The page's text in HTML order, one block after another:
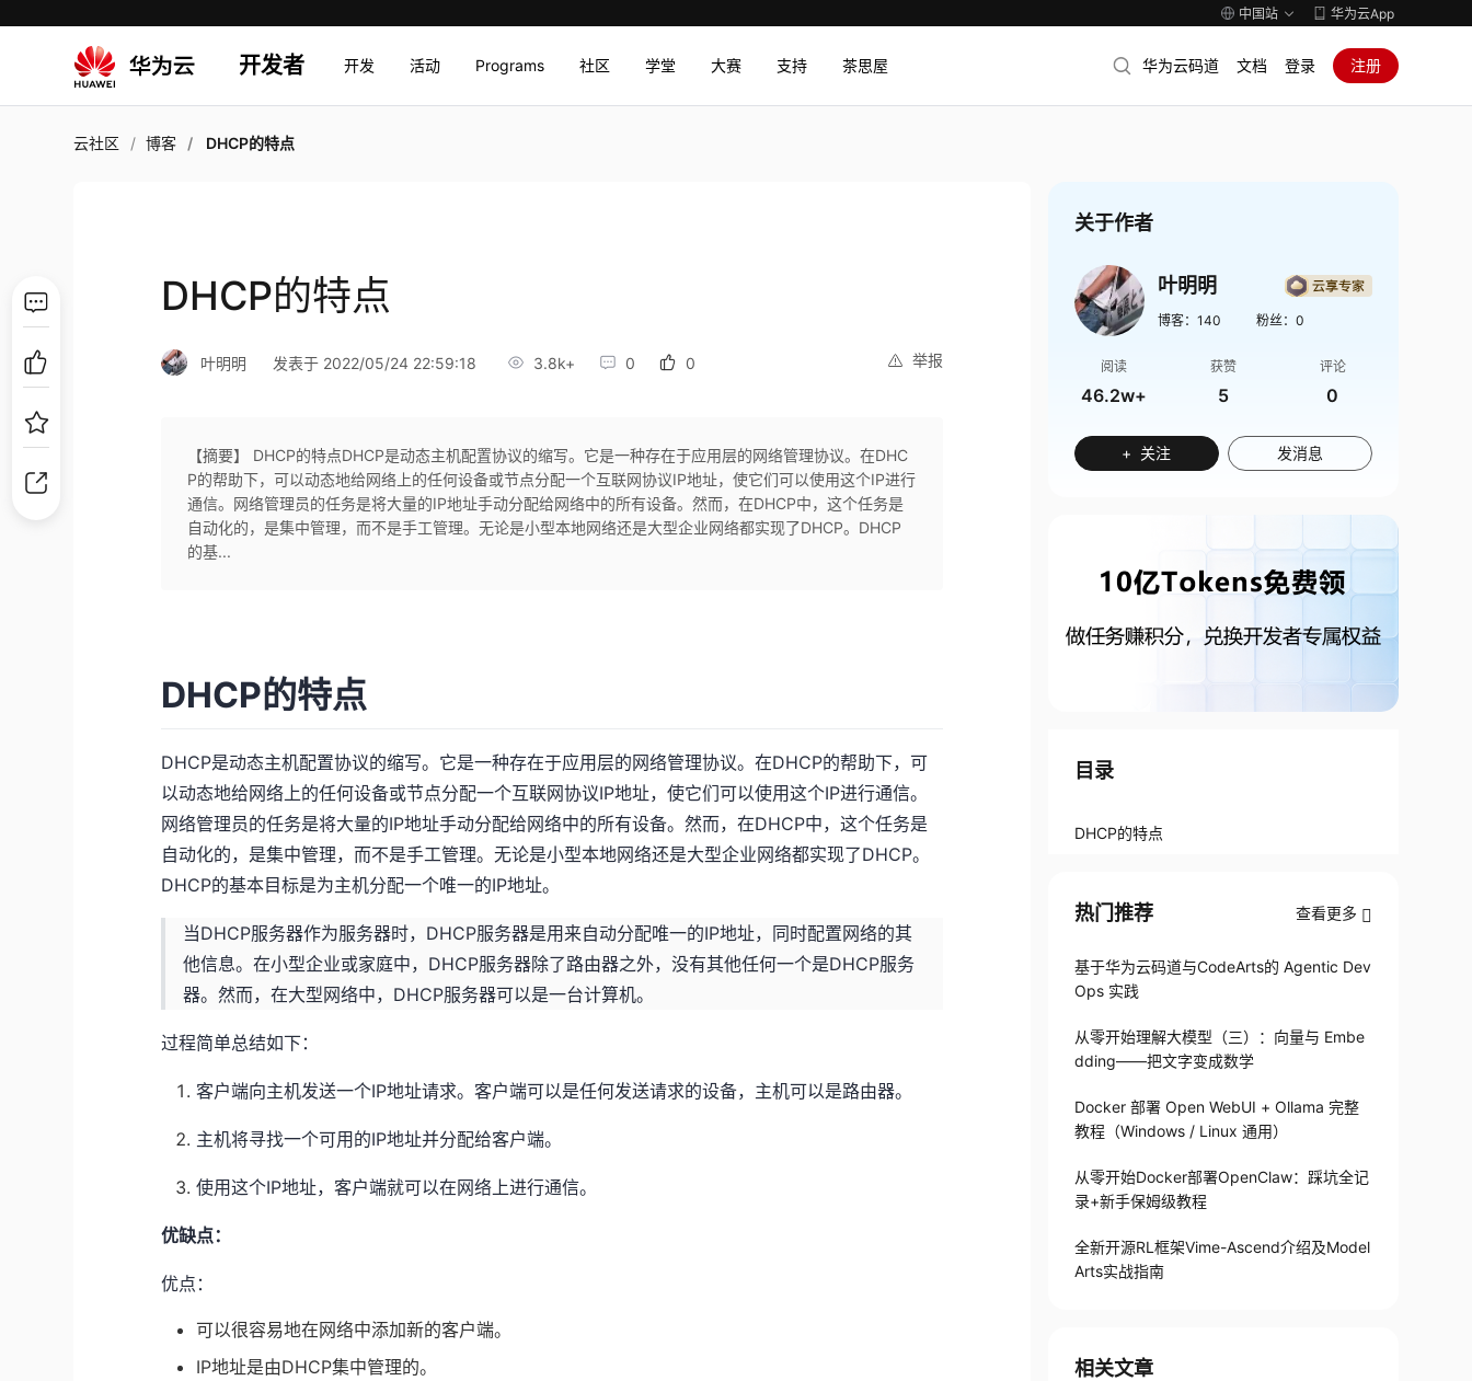
中国站 华为云App
开发者 开发 活动 Programs 社区 学堂 大赛 支持 茶思屋 华为云码道 文档 登录 注册
云社区 博客 DHCP的特点
DHCP的特点
举报
叶明明 发表于 2022/05/24 22:59:18 3.8k+ 0 0
【摘要】 DHCP的特点DHCP是动态主机配置协议的缩写。它是一种存在于应用层的网络管理协议。在DHC
P的帮助下，可以动态地给网络上的任何设备或节点分配一个互联网协议IP地址，使它们可以使用这个IP进行
通信。网络管理员的任务是将大量的IP地址手动分配给网络中的所有设备。然而，在DHCP中，这个任务是
自动化的，是集中管理，而不是手工管理。无论是小型本地网络还是大型企业网络都实现了DHCP。DHCP
的基...
DHCP的特点
DHCP是动态主机配置协议的缩写。它是一种存在于应用层的网络管理协议。在DHCP的帮助下，可
以动态地给网络上的任何设备或节点分配一个互联网协议IP地址，使它们可以使用这个IP进行通信。
网络管理员的任务是将大量的IP地址手动分配给网络中的所有设备。然而，在DHCP中，这个任务是
自动化的，是集中管理，而不是手工管理。无论是小型本地网络还是大型企业网络都实现了DHCP。
DHCP的基本目标是为主机分配一个唯一的IP地址。
当DHCP服务器作为服务器时，DHCP服务器是用来自动分配唯一的IP地址，同时配置网络的其
他信息。在小型企业或家庭中，DHCP服务器除了路由器之外，没有其他任何一个是DHCP服务
器。然而，在大型网络中，DHCP服务器可以是一台计算机。
过程简单总结如下：
客户端向主机发送一个IP地址请求。客户端可以是任何发送请求的设备，主机可以是路由器。
主机将寻找一个可用的IP地址并分配给客户端。
使用这个IP地址，客户端就可以在网络上进行通信。
优缺点：
优点：
可以很容易地在网络中添加新的客户端。
IP地址是由DHCP集中管理的。
关于作者
叶明明
博客： 140 粉丝： 0
阅读
46.2w+
获赞
5
评论
0
+ 关注 发消息
目录
DHCP的特点
热门推荐 查看更多
基于华为云码道与CodeArts的 Agentic Dev
Ops 实践
从零开始理解大模型（三）：向量与 Embe
dding——把文字变成数学
Docker 部署 Open WebUI + Ollama 完整
教程（Windows / Linux 通用）
从零开始Docker部署OpenClaw：踩坑全记
录+新手保姆级教程
全新开源RL框架Vime-Ascend介绍及Model
Arts实战指南
相关文章